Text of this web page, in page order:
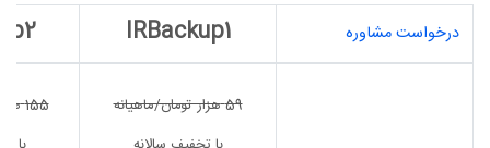
درخواست مشاوره IRBackup1
59هزار تومان/ماهیانه
155